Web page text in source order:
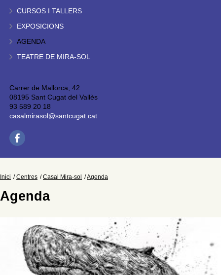
CURSOS I TALLERS
EXPOSICIONS
AGENDA
TEATRE DE MIRA-SOL
Carrer de Mallorca, 42
08195 Sant Cugat del Vallès
93 589 20 18
casalmirasol@santcugat.cat
Inici Centres Casal Mira-sol Agenda
Agenda